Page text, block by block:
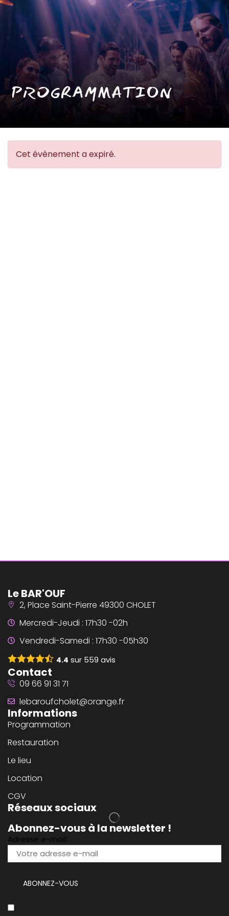
PROGRAMMATION
Cet évènement a expiré.
Le BAR'OUF
2, Place Saint-Pierre 49300 CHOLET
Mercredi-Jeudi : 17h30 -02h
Vendredi-Samedi : 17h30 -05h30
4.4 sur 559 avis
Contact
09 66 91 31 71
lebaroufcholet@orange.fr
Informations
Programmation
Restauration
Le lieu
Location
CGV
Réseaux sociaux
Abonnez-vous à la newsletter !
Adresse e-mail: